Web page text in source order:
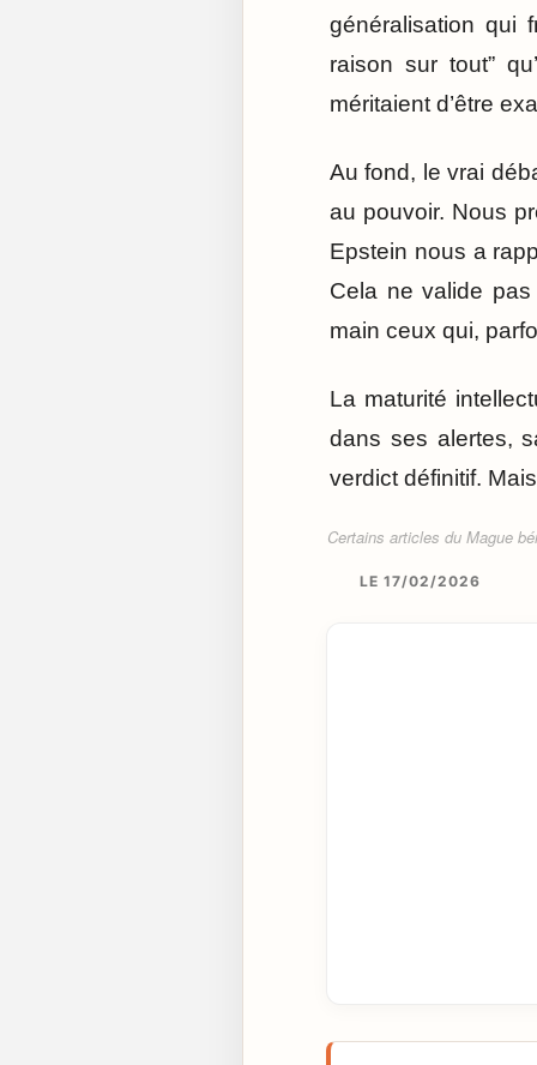
généralisation qui
raison sur tout”
méritaient d’être
Au fond, le vrai
au pouvoir. Nous
Epstein nous a
Cela ne valide
main ceux qui,
La maturité
dans ses alertes,
verdict définitif.
Certains articles du Mague
LE 17/02/2026